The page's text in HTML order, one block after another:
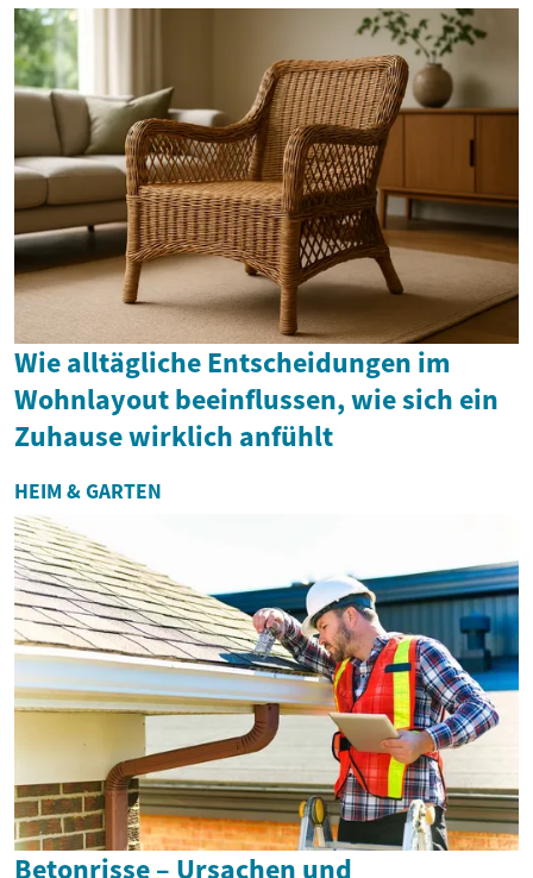
Wie alltägliche Entscheidungen im
Wohnlayout beeinflussen, wie sich ein
Zuhause wirklich anfühlt
HEIM & GARTEN
Betonrisse – Ursachen und